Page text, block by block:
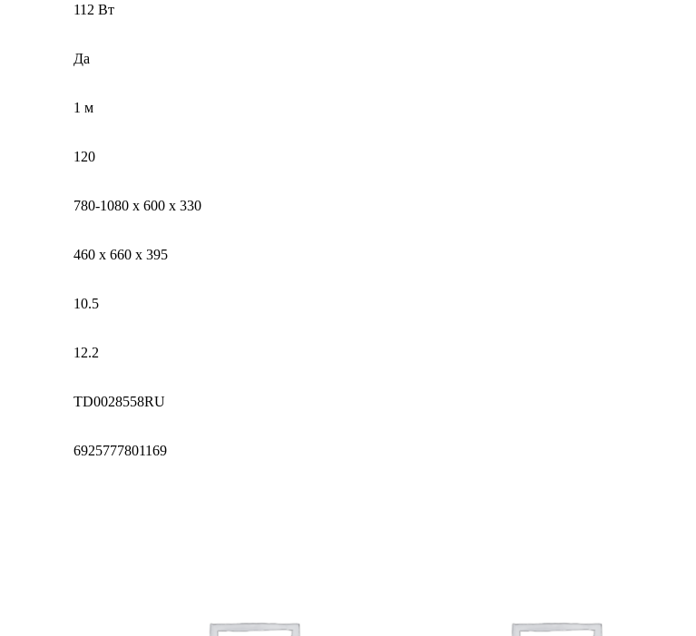
112 Вт
Да
1 м
120
780-1080 х 600 х 330
460 х 660 х 395
10.5
12.2
TD0028558RU
6925777801169